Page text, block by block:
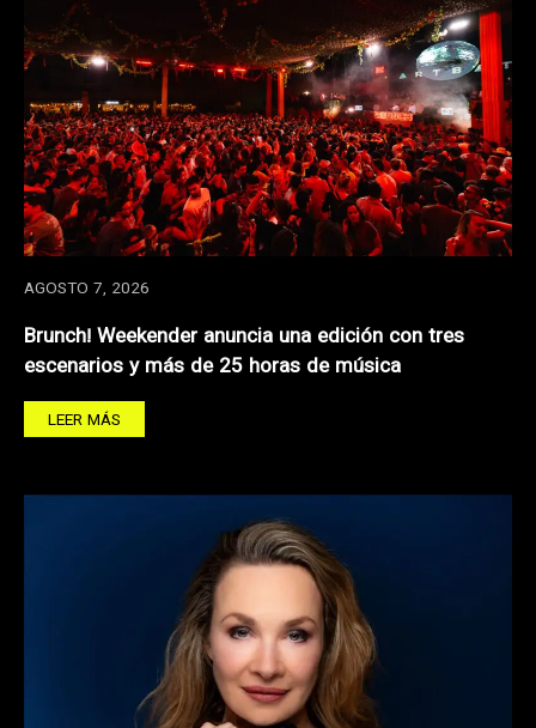
AGOSTO 7, 2026
Brunch! Weekender anuncia una edición con tres
escenarios y más de 25 horas de música
LEER MÁS